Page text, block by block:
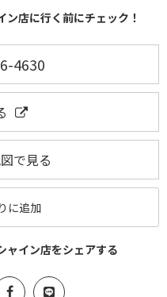
店に行く前にチェック！
4630
で見る
に追加
ャイン店をシェアする